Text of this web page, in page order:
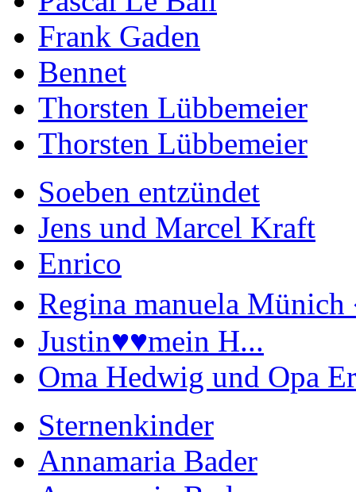
Frank Gaden
Bennet
Thorsten Lübbemeier
Thorsten Lübbemeier
Soeben entzündet
Jens und Marcel Kraft
Enrico
Regina manuela
Justin♥️♥️mein H...
Oma Hedwig und Opa
Sternenkinder
Annamaria Bader